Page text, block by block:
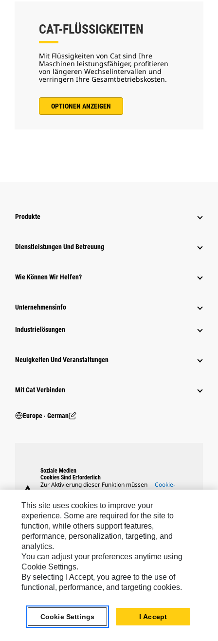
CAT-FLÜSSIGKEITEN
Mit Flüssigkeiten von Cat sind Ihre
Maschinen leistungsfähiger, profitieren
von längeren Wechselintervallen und
verringern Ihre Gesamtbetriebskosten.
OPTIONEN ANZEIGEN
Produkte
Dienstleistungen Und Betreuung
Wie Können Wir Helfen?
Unternehmensinfo
Industrielösungen
Neuigkeiten Und Veranstaltungen
Mit Cat Verbinden
Europe ‧ German
warning
Soziale Medien
Cookies Sind Erforderlich
Zur Aktivierung dieser Funktion müssen
Sie die Verwendung von Targeting-,
akzeptieren.
Cookie-
Caterpillar-Marken
Caterpillar.com
Caterpillar Kontaktieren
Meine Marketing-Präferenzen
This site uses cookies to improve your
experience. Some are required for the site to
function, while others support features,
performance, personalization, targeting, and
analytics.
You can adjust your preferences anytime using
Cookie Settings.
By selecting I Accept, you agree to the use of
functional, performance, and targeting cookies.
Cookie Settings I Accept